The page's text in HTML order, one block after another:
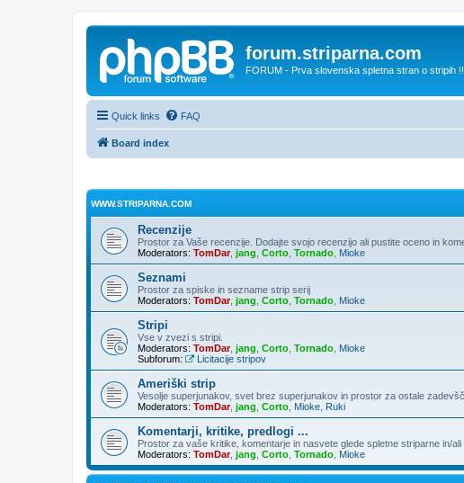
forum.striparna.com
FORUM - Prva slovenska spletna stran o stripih
Quick links FAQ
Board index
WWW.STRIPARNA.COM
Recenzije
Prostor za Vaše recenzije. Dodajte svojo recenzijo ali pustite oceno in
Moderators: TomDar, jang Corto Tornado Mioke
Seznami
Prostor za spiske in sezname strip serij
Moderators: TomDar, jang Corto Tornado Mioke
Stripi
Vse v zvezi s stripi.
Moderators: TomDar, jang Corto Tornado Mioke
Subforum:
Licitacije stripov
Ameriški strip
Vesolje superjunakov, svet brez superjunakov in prostor za ostale
Moderators: TomDar, jang Corto Mioke Ruki
Komentarji, kritike, predlogi ...
Prostor za vaše kritike, komentarje in nasvete glede spletne striparne in/
Moderators: TomDar, jang Corto Tornado Mioke